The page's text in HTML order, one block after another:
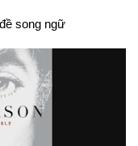
song ngữ